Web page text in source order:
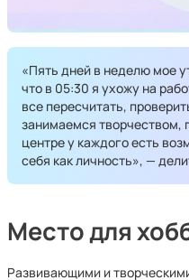
«Пять дней в неделю мое
что в 05:30 я ухожу на
все пересчитать,
занимаемся творчеством,
центре у каждого есть
себя как личность», —
Место для
Развивающими и